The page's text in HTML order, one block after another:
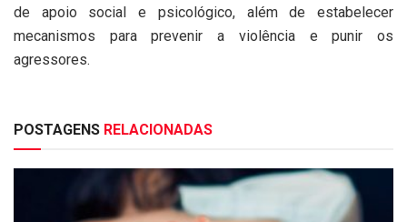
de apoio social e psicológico, além de estabelecer
mecanismos para prevenir a violência e punir os
agressores.
POSTAGENS RELACIONADAS